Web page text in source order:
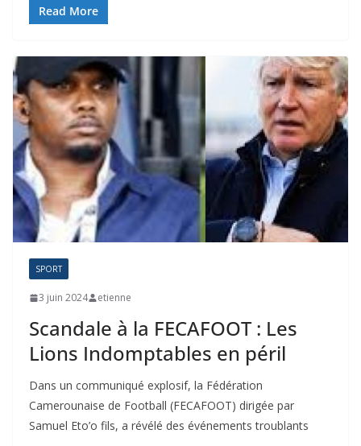
Read More
SPORT
3 juin 2024 etienne
Scandale à la FECAFOOT : Les
Lions Indomptables en péril
Dans un communiqué explosif, la Fédération
Camerounaise de Football (FECAFOOT) dirigée par
Samuel Eto’o fils, a révélé des événements troublants